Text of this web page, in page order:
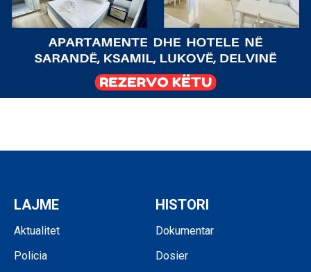
LAJME
Aktualitet
Policia
HISTORI
Dokumentar
Dosier